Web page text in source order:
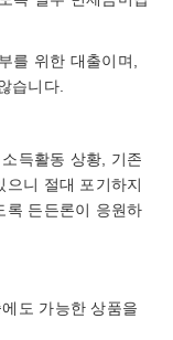
를 위한 대출이며,
습니다.
득활동 상황, 기존
니 절대 포기하지
록 든든론이 응원하
도 가능한 상품을